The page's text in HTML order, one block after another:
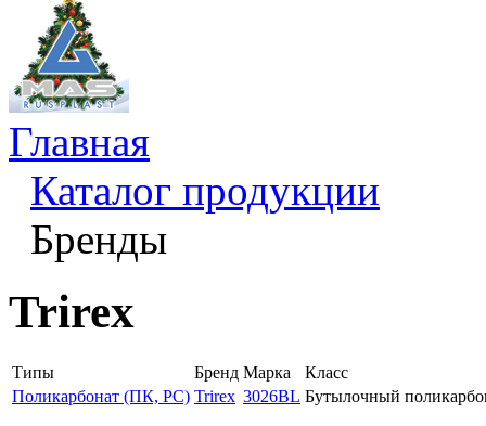
Главная
Каталог продукции
Бренды
Trirex
Типы Бренд Марка
Класс
Поликарбонат (ПК, PC) Trirex 3026BL Бутылочный